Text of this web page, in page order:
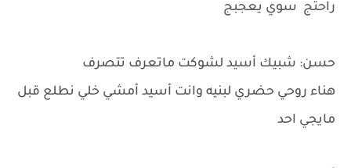
راحتج سوي يعجبج
حسن: شبيك أسيد لشوكت ماتعرف تتصرف
هناء روحي حضري لبنيه وانت أسيد أمشي خلي نطلع قبل
مايجي احد